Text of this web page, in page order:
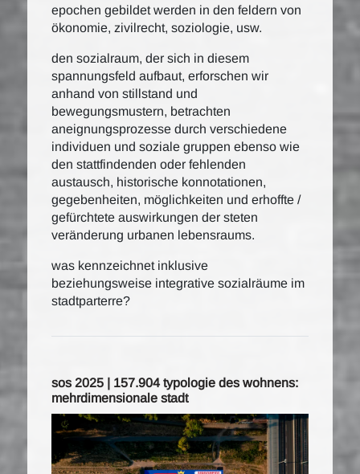
epochen gebildet werden in den feldern von
ökonomie, zivilrecht, soziologie, usw.
den sozialraum, der sich in diesem
spannungsfeld aufbaut, erforschen wir
anhand von stillstand und
bewegungsmustern, betrachten
aneignungsprozesse durch verschiedene
individuen und soziale gruppen ebenso wie
den stattfindenden oder fehlenden
austausch, historische konnotationen,
gegebenheiten, möglichkeiten und erhoffte /
gefürchtete auswirkungen der steten
veränderung urbanen lebensraums.
was kennzeichnet inklusive
beziehungsweise integrative sozialräume im
stadtparterre?
sos 2025 | 157.904 typologie des wohnens:
mehrdimensionale stadt